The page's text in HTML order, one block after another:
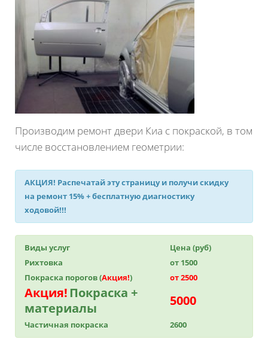
Производим ремонт двери Киа с покраской, в том
числе восстановлением геометрии:
АКЦИЯ! Распечатай эту страницу и получискидку
на ремонт 15%+ бесплатную диагностику
ходовой!!!
Виды услуг
Цена (руб)
Рихтовка
от 1500
Покраска порогов (Акция!) от 2500
Акция!Покраска +
материалы
5000
Частичная покраска 2600